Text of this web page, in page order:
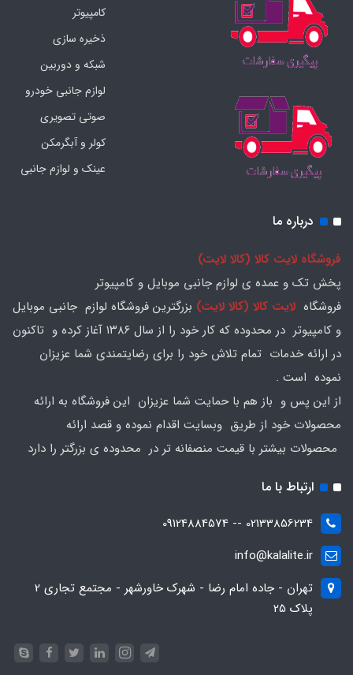
کامپیوتر
ذخیره سازی
شبکه و دوربین
لوازم جانبی خودرو
صوتی تصویری
کولر و آبگرمکن
عینک و لوازم جانبی
درباره ما
فروشگاه لایت کالا (کالا لایت)
پخش تک و عمده ی لوازم جانبی موبایل و کامپیوتر
فروشگاه لایت کالا (کالا لایت) بزرگترین فروشگاه لوازم جانبی موبایل
و کامپیوتر در محدوده که کار خود را از سال ۱۳۸۶ آغاز کرده و تاکنون
در ارائه خدمات تمام تلاش خود را برای رضایتمندی شما عزیزان
نموده است .
از این پس و باز هم با حمایت شما عزیزان این فروشگاه به ارائه
محصولات خود از طریق وبسایت اقدام نموده و قصد ارائه
محصولات بیشتر با قیمت منصفانه تر در محدوده ی بزرگتر را دارد
ارتباط با ما
02133856234 -- 09124884574
info@kalalite.ir
تهران - جاده امام رضا - شهرک خاورشهر - مجتمع تجاری 2
پلاک 25